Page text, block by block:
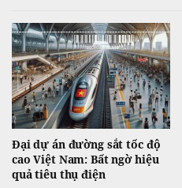
Đại dự án đường sắt tốc độ
cao Việt Nam: Bất ngờ hiệu
quả tiêu thụ điện